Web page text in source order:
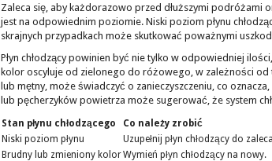
Zaleca się, aby każdorazowo przed dłuższymi podróżami
jest na odpowiednim poziomie. Niski poziom płynu
skrajnych przypadkach może skutkować poważnymi
Płyn chłodzący powinien być nie tylko w odpowiedniej
kolor oscyluje od zielonego do różowego, w zależności od
lub mętny, może świadczyć o zanieczyszczeniu, co
lub pęcherzyków powietrza może sugerować, że system
Stan płynu chłodzącego
Co należy zrobić
Niski poziom płynu
Uzupełnij płyn chłodzący do
Brudny lub zmieniony kolorWymień płyn chłodzący na nowy.